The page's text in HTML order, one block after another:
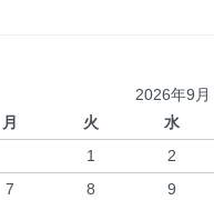
2026年9月
月 火 水
1
2
7 8 9